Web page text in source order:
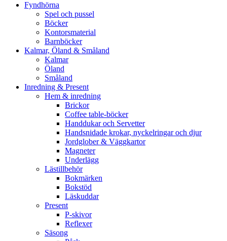
Fyndhörna
Spel och pussel
Böcker
Kontorsmaterial
Barnböcker
Kalmar, Öland & Småland
Kalmar
Öland
Småland
Inredning & Present
Hem & inredning
Brickor
Coffee table-böcker
Handdukar och Servetter
Handsnidade krokar, nyckelringar och djur
Jordglober & Väggkartor
Magneter
Underlägg
Lästillbehör
Bokmärken
Bokstöd
Läskuddar
Present
P-skivor
Reflexer
Säsong